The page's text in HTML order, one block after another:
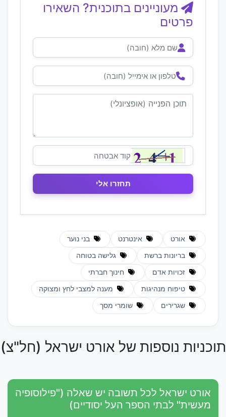
מעוניינים בתוכנית? השאירו
פרטים
אורט אינטרנט בני נוער
בריונות ברשת גלישה בטוחה
זכויות אדם חינוך חברתי
טיפוח מנהיגות מענה למצבי לחץ ומצוקה
שגרירים שומרי מסך
תוכניות נוספות של אורט ישראל (חל"צ)
אורט ישראל לכל תשובה יש שאלה ("פילוסופיה
מעשית" לבתי הספר העל יסודיים)